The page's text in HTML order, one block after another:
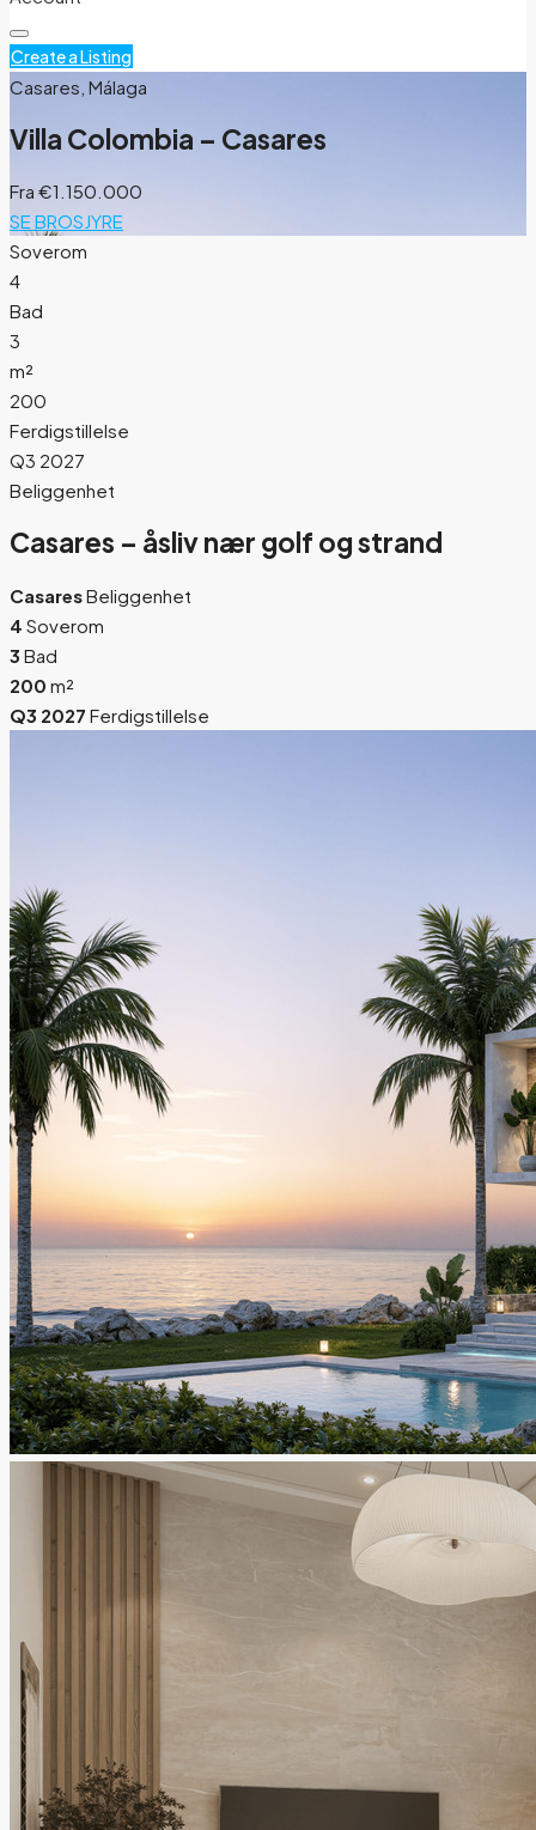
Create a Listing
Casares, Málaga
Villa Colombia – Casares
Fra €1.150.000
SE BROSJYRE
Soverom
4
Bad
3
m²
200
Ferdigstillelse
Q3 2027
Beliggenhet
Casares – åsliv nær golf og strand
CasaresBeliggenhet
4 Soverom
3 Bad
200 m²
Q3 2027 Ferdigstillelse